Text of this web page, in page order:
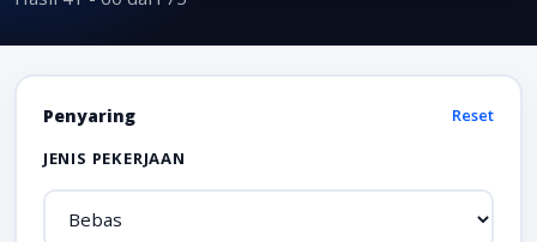
Penyaring
Reset
JENIS PEKERJAAN